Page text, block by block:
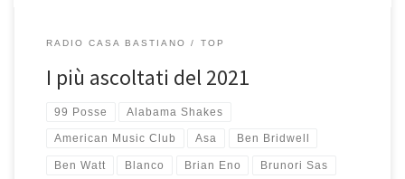
RADIO CASA BASTIANO TOP
I più ascoltati del 2021
99 Posse Alabama Shakes
American Music Club Asa Ben Bridwell
Ben Watt Blanco Brian Eno Brunori Sas